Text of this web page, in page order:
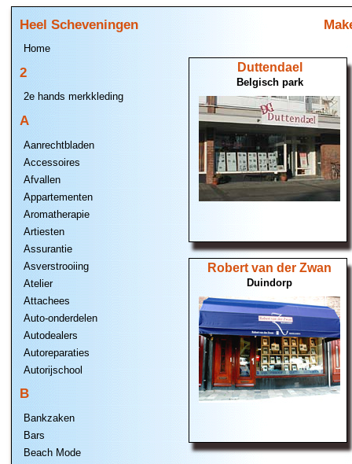
Heel Scheveningen
Home
2
2e hands merkkleding
A
Aanrechtbladen
Accessoires
Afvallen
Appartementen
Aromatherapie
Artiesten
Assurantie
Asverstrooiing
Atelier
Attachees
Auto-onderdelen
Autodealers
Autoreparaties
Autorijschool
B
Bankzaken
Bars
Beach Mode
Duttendael
Belgisch park
Robert van der Zwan
Duindorp